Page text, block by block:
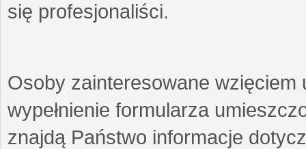
się profesjonaliści.
Osoby zainteresowane wzięciem
wypełnienie formularza
znajdą Państwo informacje